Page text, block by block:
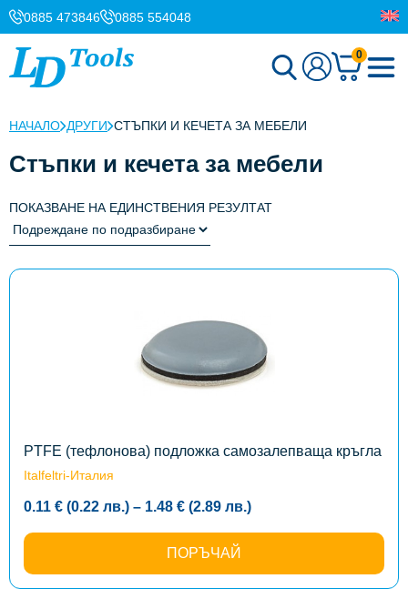
0885 473846 0885 554048
0
НАЧАЛО ДРУГИ СТЪПКИ И КЕЧЕТА ЗА МЕБЕЛИ
Стъпки и кечета за мебели
ПОКАЗВАНЕ НА ЕДИНСТВЕНИЯ РЕЗУЛТАТ
PTFE (тефлонова) подложка самозалепваща кръгла
Italfeltri-Италия
0.11 € (0.22 лв.) – 1.48 € (2.89 лв.)Price
0.11 €
through
1.48 €
ПОРЪЧАЙ
the
product
page